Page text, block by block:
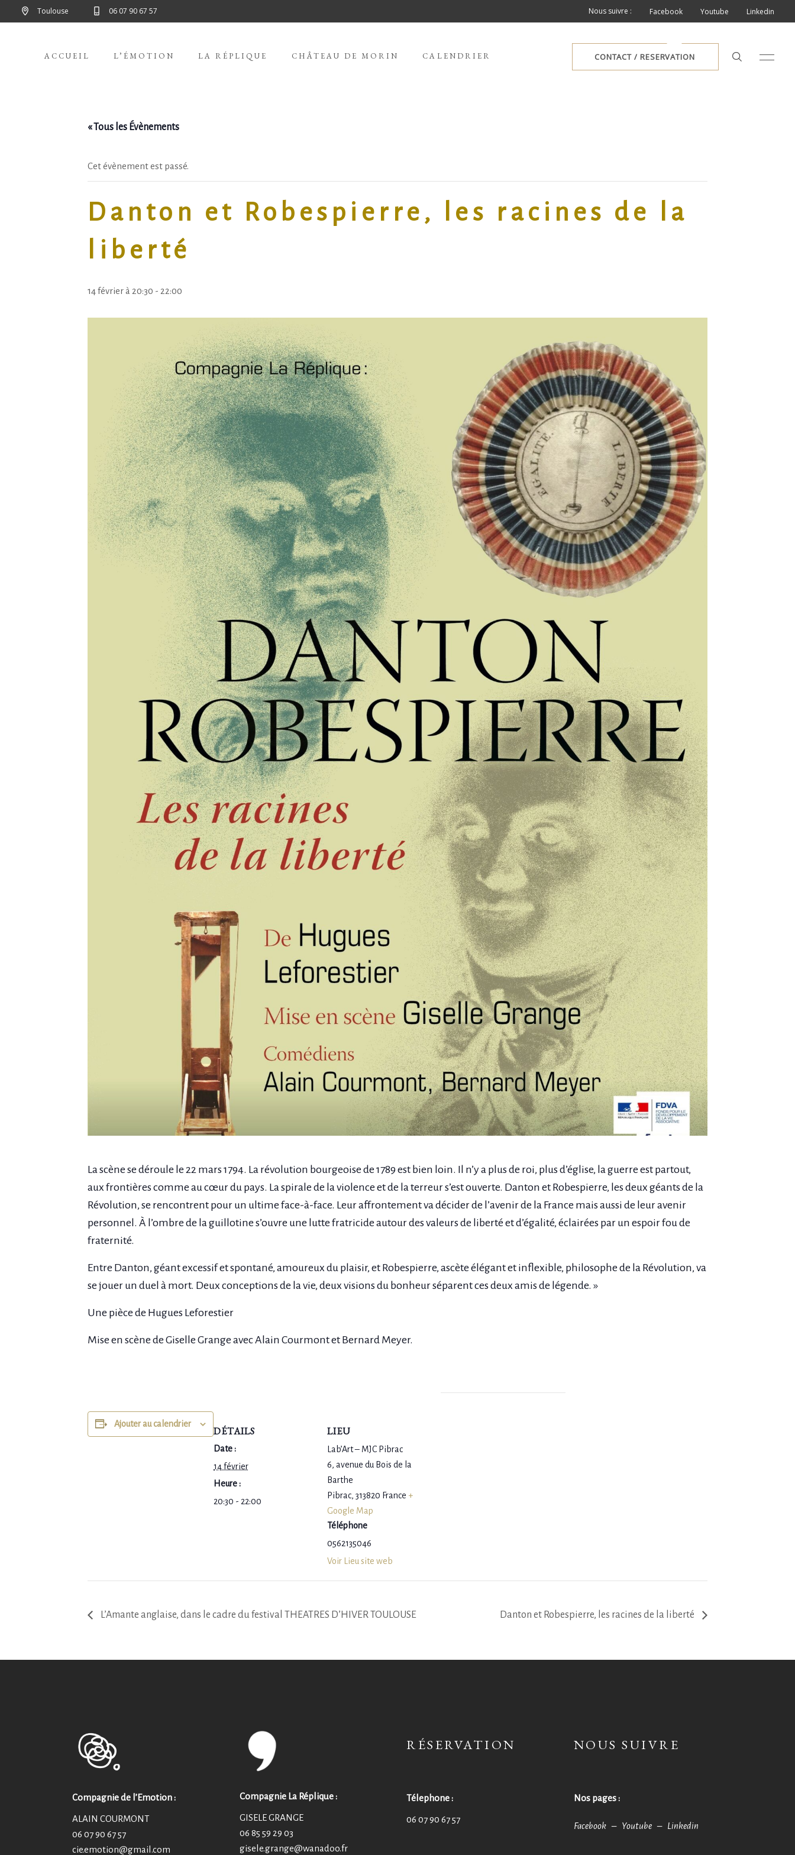
Toulouse 06 07 90 67 57 Nous suivre : Facebook Youtube Linkedin
ACCUEIL L’ÉMOTION LA RÉPLIQUE CHÂTEAU DE MORIN CALENDRIER CONTACT / RESERVATION
« Tous les Évènements
Cet évènement est passé.
Danton et Robespierre, les racines de la
liberté
14 février à 20:30 - 22:00
La scène se déroule le 22 mars 1794. La révolution bourgeoise de 1789 est bien loin. Il n’y a plus de roi, plus d’église, la guerre est partout,
aux frontières comme au cœur du pays. La spirale de la violence et de la terreur s’est ouverte. Danton et Robespierre, les deux géants de la
Révolution, se rencontrent pour un ultime face-à-face. Leur affrontement va décider de l’avenir de la France mais aussi de leur avenir
personnel. À l’ombre de la guillotine s’ouvre une lutte fratricide autour des valeurs de liberté et d’égalité, éclairées par un espoir fou de
fraternité.
Entre Danton, géant excessif et spontané, amoureux du plaisir, et Robespierre, ascète élégant et inflexible, philosophe de la Révolution, va
se jouer un duel à mort. Deux conceptions de la vie, deux visions du bonheur séparent ces deux amis de légende. »
Une pièce de Hugues Leforestier
Mise en scène de Giselle Grange avec Alain Courmont et Bernard Meyer.
Ajouter au calendrier
DÉTAILS
Date :
14 février
Heure :
20:30 - 22:00
LIEU
Lab’Art – MJC Pibrac
6, avenue du Bois de la
Barthe
Pibrac, 313820 France +
Google Map
Téléphone
0562135046
Voir Lieu site web
L’Amante anglaise, dans le cadre du festival THEATRES D’HIVER TOULOUSE Danton et Robespierre, les racines de la liberté
Compagnie de l’Emotion :
ALAIN COURMONT
06 07 90 67 57
cie.emotion@gmail.com
Compagnie La Réplique :
GISELE GRANGE
06 85 59 29 03
gisele.grange@wanadoo.fr
RÉSERVATION
Télephone :
06 07 90 67 57
NOUS SUIVRE
Nos pages :
Facebook – Youtube – Linkedin